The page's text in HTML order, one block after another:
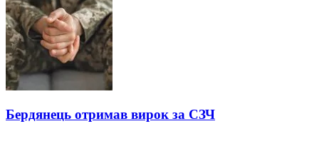
Бердянець отримав вирок за СЗЧ